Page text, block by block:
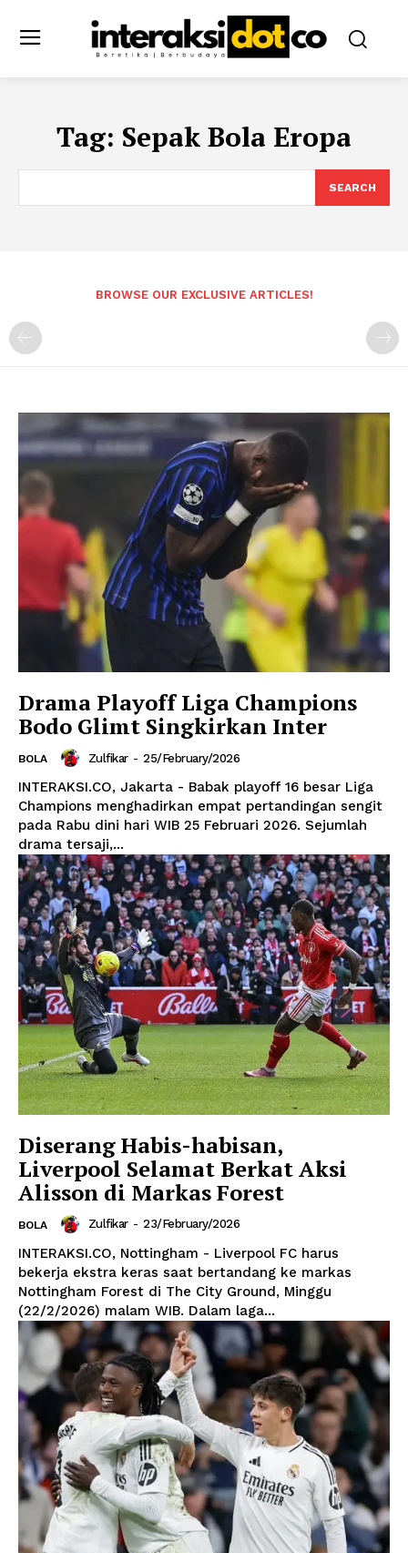
Tag: Sepak Bola Eropa
SEARCH
BROWSE OUR EXCLUSIVE ARTICLES!
Drama Playoff Liga Champions
Bodo Glimt Singkirkan Inter
BOLA Zulfikar - 25/February/2026
INTERAKSI.CO, Jakarta - Babak playoff 16 besar Liga
Champions menghadirkan empat pertandingan sengit
pada Rabu dini hari WIB 25 Februari 2026. Sejumlah
drama tersaji,...
Diserang Habis-habisan,
Liverpool Selamat Berkat Aksi
Alisson di Markas Forest
BOLA Zulfikar - 23/February/2026
INTERAKSI.CO, Nottingham - Liverpool FC harus
bekerja ekstra keras saat bertandang ke markas
Nottingham Forest di The City Ground, Minggu
(22/2/2026) malam WIB. Dalam laga...